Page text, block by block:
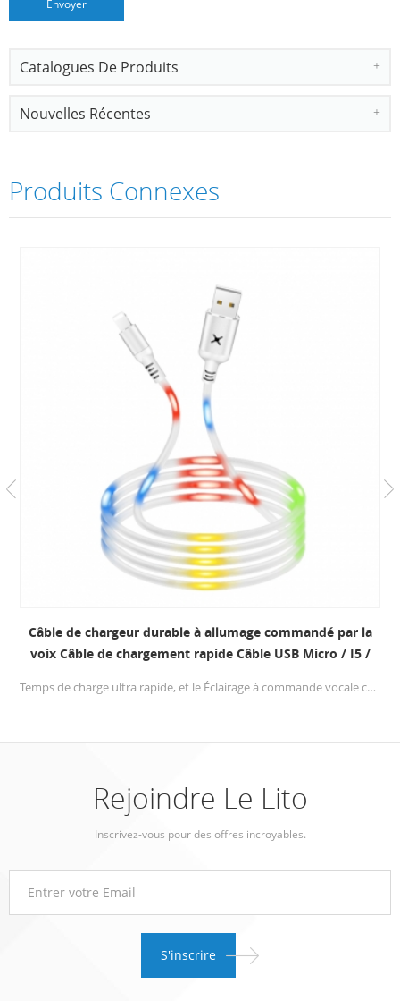
Catalogues De Produits
Nouvelles Récentes
Produits Connexes
Câble de chargeur durable à allumage commandé par la
voix Câble de chargement rapide Câble USB Micro / I5 /
Temps de charge ultra rapide, et le Éclairage à commande vocale conception, profiter de la synchronisation des données & amp; charger n'importe où et n'importe quand. Durable alliage d'aluminium tête, résistance à l'oxydation et à la corrosion, insertions et retraits multiples, durable.
Rejoindre Le Lito
Inscrivez-vous pour des offres incroyables.